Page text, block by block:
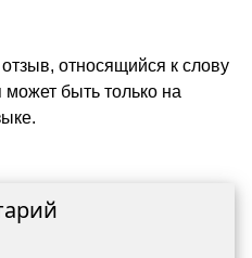
относящийся к слову
может быть только на